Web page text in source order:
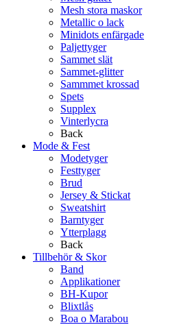
Mesh stora maskor
Metallic o lack
Minidots enfärgade
Paljettyger
Sammet slät
Sammet-glitter
Sammmet krossad
Spets
Supplex
Vinterlycra
Back
Mode & Fest
Modetyger
Festtyger
Brud
Jersey & Stickat
Sweatshirt
Barntyger
Ytterplagg
Back
Tillbehör & Skor
Band
Applikationer
BH-Kupor
Blixtlås
Boa o Marabou